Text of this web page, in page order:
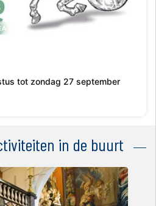
Ludi Romani (G)een
tot zondag 27 september
in de buurt